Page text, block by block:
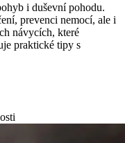
i duševní pohodu.
prevenci nemocí, ale i
návycích, které
praktické tipy s